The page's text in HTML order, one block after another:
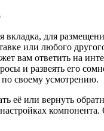
вкладка, для
или любого
вам ответить на
и развеять его
по своему усмотрению.
её или вернуть
компонента.